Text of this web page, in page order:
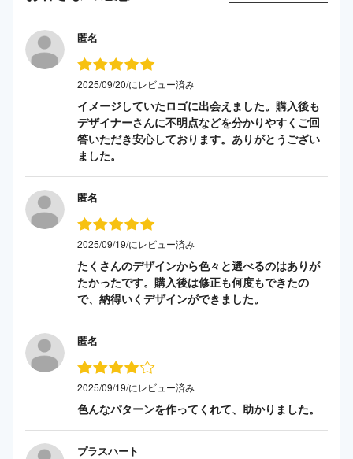
匿名
2025/09/20/にレビュー済み
イメージしていたロゴに出会えました。購入後も
デザイナーさんに不明点などを分かりやすくご回
答いただき安心しております。ありがとうござい
ました。
匿名
2025/09/19/にレビュー済み
たくさんのデザインから色々と選べるのはありが
たかったです。購入後は修正も何度もできたの
で、納得いくデザインができました。
匿名
2025/09/19/にレビュー済み
色んなパターンを作ってくれて、助かりました。
プラスハート